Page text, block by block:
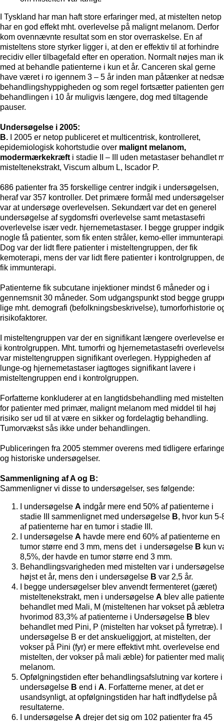
I Tyskland har man haft store erfaringer med, at mistelten netop
har en god effekt mht. overlevelse på malignt melanom. Derfor
kom ovennævnte resultat som en stor overraskelse. En af
misteltens store styrker ligger i, at den er effektiv til at forhindre
recidiv eller tilbagefald efter en operation. Normalt nøjes man
med at behandle patienterne i kun et år. Canceren skal gerne
have været i ro igennem 3 – 5 år inden man påtænker at
behandlingshyppigheden og som regel fortsætter patienten
behandlingen i 10 år muligvis længere, dog med tiltagende
pauser.
Undersøgelse i 2005:
B. I 2005 er netop publiceret et multicentrisk, kontrolleret,
epidemiologisk kohortstudie over malignt melanom,
modermærkekræft i stadie II – III uden metastaser behandlet
misteltenekstrakt, Viscum album L, Iscador P.
686 patienter fra 35 forskellige centrer indgik i undersøgelsen,
heraf var 357 kontroller. Det primære formål med
var at undersøge overlevelsen. Sekundært var det en generel
undersøgelse af sygdomsfri overlevelse samt metastasefri
overlevelse især vedr. hjernemetastaser. I begge grupper indgik
nogle få patienter, som fik enten stråler, kemo-eller
Dog var der lidt flere patienter i misteltengruppen, der fik
kemoterapi, mens der var lidt flere patienter i kontrolgruppen,
fik immunterapi.
Patienterne fik subcutane injektioner mindst 6 måneder og i
gennemsnit 30 måneder. Som udgangspunkt stod begge
lige mht. demografi (befolkningsbeskrivelse), tumorforhistorie
risikofaktorer.
I misteltengruppen var der en signifikant længere overlevelse
i kontrolgruppen. Mht. tumorfri og hjernemetastasefri
var misteltengruppen signifikant overlegen. Hyppigheden af
lunge-og hjernemetastaser iagttoges signifikant lavere i
misteltengruppen end i kontrolgruppen.
Forfatterne konkluderer at en langtidsbehandling med mistelten
for patienter med primær, malignt melanom med middel til høj
risiko ser ud til at være en sikker og fordelagtig behandling.
Tumorvækst sås ikke under behandlingen.
Publiceringen fra 2005 stemmer overens med tidligere
og historiske undersøgelser.
Sammenligning af A og B:
Sammenligner vi disse to undersøgelser, ses følgende:
I undersøgelse A indgår mere end 50% af patienterne i
stadie III sammenlignet med undersøgelse B, hvor kun 5-
af patienterne har en tumor i stadie III.
I undersøgelse A havde mere end 60% af patienterne en
tumor større end 3 mm, mens det i undersøgelse B kun
8,5%, der havde en tumor større end 3 mm.
Behandlingsvarigheden med mistelten var i
højst et år, mens den i undersøgelse B var 2,5 år.
I begge undersøgelser blev anvendt fermenteret (gæret)
misteltenekstrakt, men i undersøgelse A blev alle
behandlet med Mali, M (misteltenen har vokset på
hvorimod 83,3% af patienterne i Undersøgelse B blev
behandlet med Pini, P (mistelten har vokset på fyrretræ). I
undersøgelse B er det anskueliggjort, at mistelten, der
vokser på Pini (fyr) er mere effektivt mht. overlevelse end
mistelten, der vokser på mali æble) for patienter med
melanom.
Opfølgningstiden efter behandlingsafslutning var kortere i
undersøgelse B end i A. Forfatterne mener, at det er
usandsynligt, at opfølgningstiden har haft indflydelse på
resultaterne.
I undersøgelse A drejer det sig om 102 patienter fra 45